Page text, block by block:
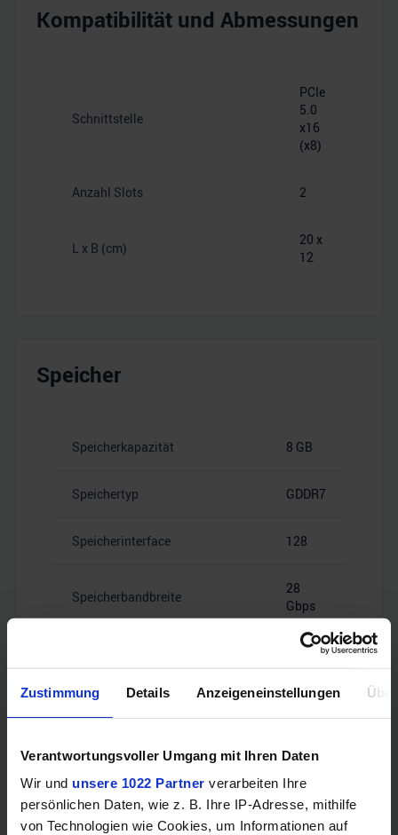
Zustimmung Details Anzeigeneinstellungen
Verantwortungsvoller Umgang mit Ihren Daten
Wir und unsere 1022 Partner verarbeiten Ihre
persönlichen Daten, wie z. B. Ihre IP-Adresse, mithilfe
von Technologien wie Cookies, um Informationen auf
Kompatibilität und Abmessungen
Schnittstelle
PCIe
5.0
x16
(x8)
Anzahl Slots 2
L x B (cm)
20 x
12
Speicher
Speicherkapazität 8 GB
Speichertyp GDDR7
Speicherinterface 128
Speicherbandbreite
28
Gbps
Videoanschlüsse
HDMI
1x HDMI
2.1b